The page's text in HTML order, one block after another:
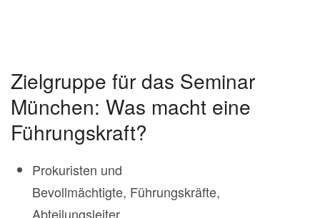
Zielgruppe für das Seminar
München: Was macht eine
Führungskraft?
Prokuristen und
Bevollmächtigte, Führungskräfte,
Abteilungsleiter,